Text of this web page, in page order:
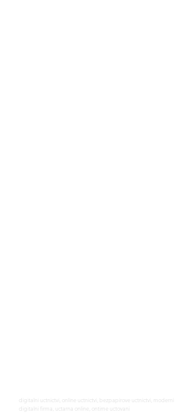
digitalni uctnictvi, online uctnictvi, bezpapirove uctnictvi, moderni
digitalni firma, uctarna online, ontime uctovani